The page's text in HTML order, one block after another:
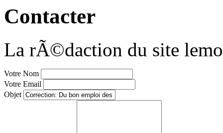
Contacter
La rÃ©daction du site
Votre Nom
Votre Email
Objet